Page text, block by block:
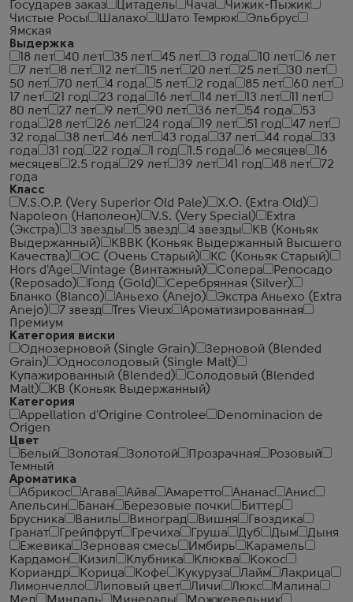
Государев заказ
Цитадель Чача
Чижик-Пыжик
Чистые Росы
Шалахо Шато Темрюк
Эльбрус
Ямская
Выдержка
18 лет
40 лет 35 лет 45 лет 3 года 10 лет
6 лет
7 лет
8 лет 12 лет 15 лет 20 лет 25 лет
30 лет
50 лет
70 лет 4 года 5 лет 2 года 85 лет
60 лет
17 лет
21 год 23 года 16 лет 14 лет 13 лет
11 лет
80 лет
27 лет 9 лет 90 лет 36 лет 54 года
53
года
28 лет 26 лет 24 года 19 лет 51 год
47 лет
32 года
38 лет 46 лет 43 года 37 лет 44 года
33
года
31 год 22 года 1 год 1.5 года 6 месяцев
16
месяцев
2.5 года 29 лет 39 лет 41 год 48 лет
72
года
Класс
V.S.O.P. (Very Superior Old Pale)
X.O. (Extra Old)
Napoleon (Наполеон)
V.S. (Very Special)
Extra
(Экстра)
3 звезды 5 звезд 4 звезды
КВ (Коньяк
Выдержанный)
КВВК (Коньяк Выдержанный Высшего
Качества)
ОС (Очень Старый)
КС (Коньяк Старый)
Hors d'Age
Vintage (Винтажный) Солера
Репосадо
(Reposado)
Голд (Gold)
Серебрянная (Silver)
Бланко (Blanco)
Аньехо (Anejo)
Экстра Аньехо (Extra
Anejo)
7 звезд Tres Vieux
Ароматизированная
Премиум
Категория виски
Однозерновой (Single Grain)
Зерновой (Blended
Grain)
Односолодовый (Single Malt)
Купажированный (Blended)
Солодовый (Blended
Malt)
КВ (Коньяк Выдержанный)
Категория
Appellation d'Origine Controlee
Denominacion de
Origen
Цвет
Белый
Золотая Золотой Прозрачная
Розовый
Темный
Ароматика
Абрикос
Агава Айва Амаретто Ананас
Анис
Апельсин
Банан Березовые почки
Биттер
Брусника
Ваниль Виноград Вишня
Гвоздика
Гранат
Грейпфрут Гречиха Груша Дуб Дым
Дыня
Ежевика
Зерновая смесь Имбирь
Карамель
Кардамон
Кизил Клубника Клюква
Кокос
Кориандр
Корица Кофе Кукуруза Лайм
Лакрица
Лимончелло
Липовый цвет Личи Люкс
Малина